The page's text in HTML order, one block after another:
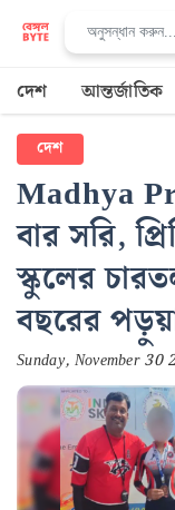
দেশ আন্তর্জাতিক
দেশ
Madhya
বার সরি,
স্কুলের
বছরের
Sunday, November